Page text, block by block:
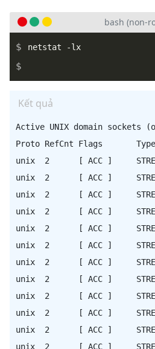
bash (non-
Kết quả
Active UNIX domain sockets
Proto RefCnt Flags
unix  2      [ ACC ]
unix  2      [ ACC ]
unix  2      [ ACC ]
unix  2      [ ACC ]
unix  2      [ ACC ]
unix  2      [ ACC ]
unix  2      [ ACC ]
unix  2      [ ACC ]
unix  2      [ ACC ]
unix  2      [ ACC ]
unix  2      [ ACC ]